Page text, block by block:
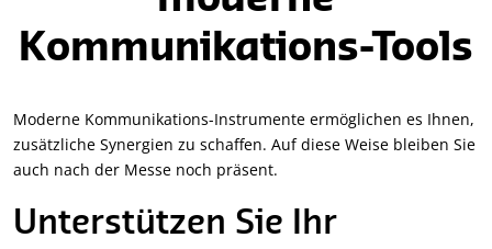
Kommunikations-Tools
Moderne Kommunikations-Instrumente ermöglichen es Ihnen,
zusätzliche Synergien zu schaffen. Auf diese Weise bleiben Sie
auch nach der Messe noch präsent.
Unterstützen Sie Ihr